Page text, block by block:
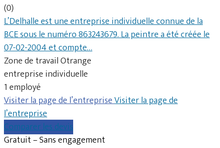
(0)
L’Delhalle est une entreprise individuelle connue de la
BCE sous le numéro 863243679. La peintre a été créée le
07-02-2004 et compte…
Zone de travail Otrange
entreprise individuelle
1 employé
Visiter la page de l’entrepriseVisiter la page de
l’entreprise
Comparer les devis
Gratuit – Sans engagement